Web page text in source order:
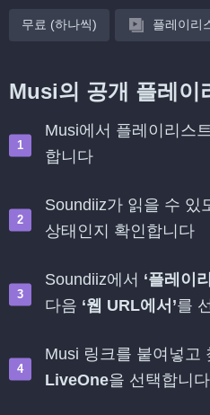
무료 (하나씩) 플레이리
Musi의 공개 플레이
Musi에서 플레이리스
합니다
Soundiiz가 읽을 수 있
상태인지 확인합니다
Soundiiz에서 ‘플레이
다음 ‘웹 URL에서’를
Musi 링크를 붙여넣고
LiveOne을 선택합니다